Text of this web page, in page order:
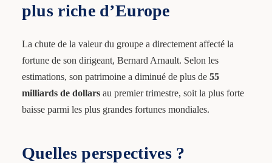
plus riche d’Europe
La chute de la valeur du groupe a directement affecté la
fortune de son dirigeant, Bernard Arnault. Selon les
estimations, son patrimoine a diminué de plus de 55
milliards de dollarsau premier trimestre, soit la plus forte
baisse parmi les plus grandes fortunes mondiales.
Quelles perspectives ?